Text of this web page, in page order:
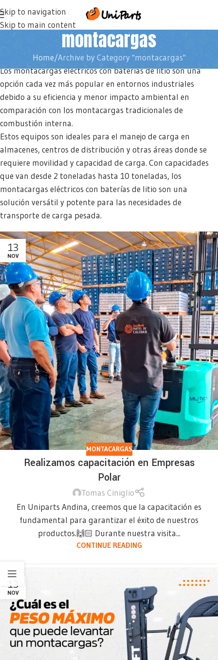
Skip to navigation
Skip to main content
montacargas
Home Archive by Category "montacargas"
Los montacargas eléctricos con baterías de litio son una
opción cada vez más popular en entornos industriales
debido a su eficiencia y menor impacto ambiental en
comparación con los montacargas tradicionales de
combustión interna.
Estos equipos son ideales para el manejo de carga en
almacenes, centros de distribución y otras áreas donde se
requiere movilidad y capacidad de carga. Con capacidades
que van desde 2 toneladas hasta 10 toneladas, los
montacargas eléctricos con baterías de litio son una
solución versátil y potente para las necesidades de
transporte de carga pesada.
13
NOV
MONTACARGAS
Realizamos capacitación en Empresas
Polar
Tomas Ciniglio
En Uniparts Andina, creemos que la capacitación es
fundamental para garantizar el éxito de nuestros
productos.🙌🏻 Durante nuestra visita...
CONTINUE READING
13
NOV